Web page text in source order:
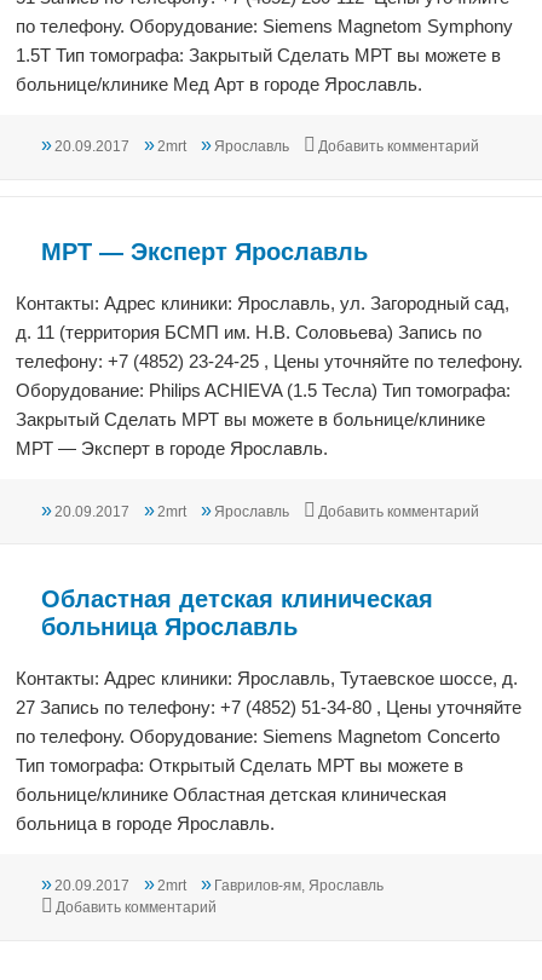
по телефону. Оборудование: Siemens Magnetom Symphony
1.5Т Тип томографа: Закрытый Сделать МРТ вы можете в
больнице/клинике Мед Арт в городе Ярославль.
Опубликовано
20.09.2017 Автор
2mrt Рубрики
Ярославль Добавить комментарий
МРТ — Эксперт Ярославль
Контакты: Адрес клиники: Ярославль, ул. Загородный сад,
д. 11 (территория БСМП им. Н.В. Соловьева) Запись по
телефону: +7 (4852) 23-24-25 , Цены уточняйте по телефону.
Оборудование: Philips ACHIEVA (1.5 Тесла) Тип томографа:
Закрытый Сделать МРТ вы можете в больнице/клинике
МРТ — Эксперт в городе Ярославль.
Опубликовано
20.09.2017 Автор
2mrt Рубрики
Ярославль Добавить комментарий
Областная детская клиническая
больница Ярославль
Контакты: Адрес клиники: Ярославль, Тутаевское шоссе, д.
27 Запись по телефону: +7 (4852) 51-34-80 , Цены уточняйте
по телефону. Оборудование: Siemens Magnetom Concerto
Тип томографа: Открытый Сделать МРТ вы можете в
больнице/клинике Областная детская клиническая
больница в городе Ярославль.
Опубликовано
20.09.2017 Автор
2mrt Рубрики
Гаврилов-ям,Ярославль
Добавить комментарий